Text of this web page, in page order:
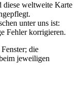
weltweite Karte
unter uns ist:
Fehler korrigieren.
die
jeweiligen